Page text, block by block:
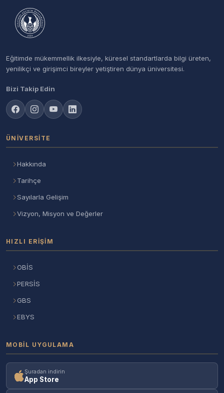
Eğitimde mükemmellik ilkesiyle, küresel standartlarda bilgi üreten,
yenilikçi ve girişimci bireyler yetiştiren dünya üniversitesi.
Bizi Takip Edin
ÜNIVERSITE
Hakkında
Tarihçe
Sayılarla Gelişim
Vizyon, Misyon ve Değerler
HIZLI ERIŞIM
OBİS
PERSİS
GBS
EBYS
MOBIL UYGULAMA
Şuradan indirin
App Store